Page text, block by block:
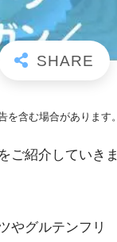
を含む場合があります。
ご紹介していきま
やグルテンフリ